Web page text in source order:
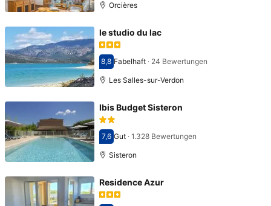
Orcières
le studio du lac
Bewertet mit 8,8
8,8 Fabelhaft· 24 Bewertungen
Les Salles-sur-Verdon
Ibis Budget Sisteron
Bewertet mit 7,6
7,6 Gut· 1.328 Bewertungen
Sisteron
Residence Azur